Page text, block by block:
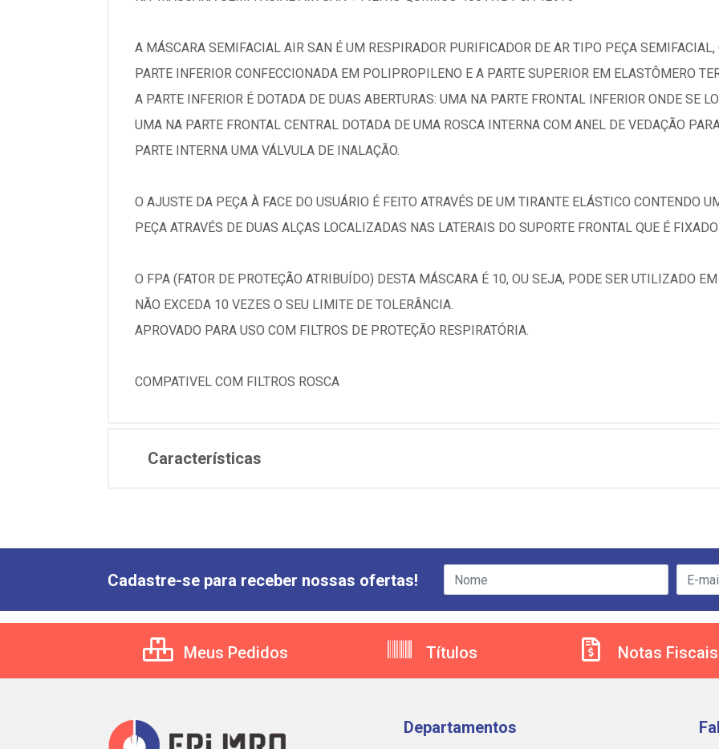
A MÁSCARA SEMIFACIAL AIR SAN É UM RESPIRADOR PURIFICADOR DE AR TIPO PEÇA
PARTE INFERIOR CONFECCIONADA EM POLIPROPILENO E A PARTE SUPERIOR EM ELASTÔMERO
A PARTE INFERIOR É DOTADA DE DUAS ABERTURAS: UMA NA PARTE FRONTAL INFERIOR ONDE SE
UMA NA PARTE FRONTAL CENTRAL DOTADA DE UMA ROSCA INTERNA COM ANEL DE VEDAÇÃO
PARTE INTERNA UMA VÁLVULA DE INALAÇÃO.
O AJUSTE DA PEÇA À FACE DO USUÁRIO É FEITO ATRAVÉS DE UM TIRANTE ELÁSTICO CONTENDO
PEÇA ATRAVÉS DE DUAS ALÇAS LOCALIZADAS NAS LATERAIS DO SUPORTE FRONTAL QUE É
O FPA (FATOR DE PROTEÇÃO ATRIBUÍDO) DESTA MÁSCARA É 10, OU SEJA, PODE SER UTILIZADO
NÃO EXCEDA 10 VEZES O SEU LIMITE DE TOLERÂNCIA.
APROVADO PARA USO COM FILTROS DE PROTEÇÃO RESPIRATÓRIA.
COMPATIVEL COM FILTROS ROSCA
Características
Cadastre-se para receber nossas ofertas!
Meus Pedidos Títulos Notas Fiscais
Departamentos